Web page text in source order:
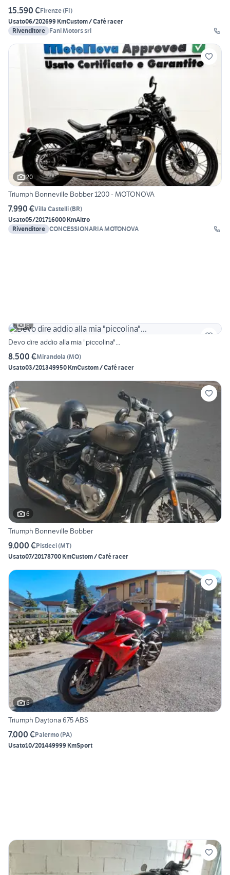
15.590 €Firenze(FI)
Usato06/202699 KmCustom / Café racer
Rivenditore Fani Motors srl
20
Triumph Bonneville Bobber 1200 - MOTONOVA
7.990 €Villa Castelli(BR)
Usato05/201716000 KmAltro
Rivenditore CONCESSIONARIA MOTONOVA
6
Devo dire addio alla mia "piccolina"...
8.500 €Mirandola (MO)
Usato03/201349950 KmCustom / Café racer
6
Triumph Bonneville Bobber
9.000 €Pisticci(MT)
Usato07/20178700 KmCustom / Café racer
6
Triumph Daytona 675 ABS
7.000 €Palermo(PA)
Usato10/201449999 KmSport